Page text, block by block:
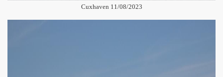
Cuxhaven 11/08/2023